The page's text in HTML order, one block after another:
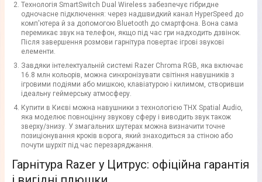
Технологія SmartSwitch Dual Wireless забезпечує гібридне
одночасне підключення: через надшвидкий канал HyperSpeed до
комп'ютера й за допомогою Bluetooth до смартфона. Вона сама
перемикає звук на телефон, якщо під час гри надходить дзвінок.
Після завершення розмови гарнітура повертає ігрові звукові
елементи.
Завдяки інтелектуальній системі Razer Chroma RGB, яка включає
16.8 млн кольорів, можна синхронізувати світіння навушників з
ігровими подіями або мишкою, клавіатурою і килимом, створивши
ідеальну геймерську атмосферу.
Купити в Києві можна навушники з технологією THX Spatial Audio,
яка моделює повноцінну звукову сферу і виводить звук також
зверху/знизу. У змагальних шутерах можна визначити точне
позиціонування кроків ворога, який знаходиться за стіною або
почути шурхіт під час перезаряджання.
Гарнітура Razer у Цитрус: офіційна гарантія